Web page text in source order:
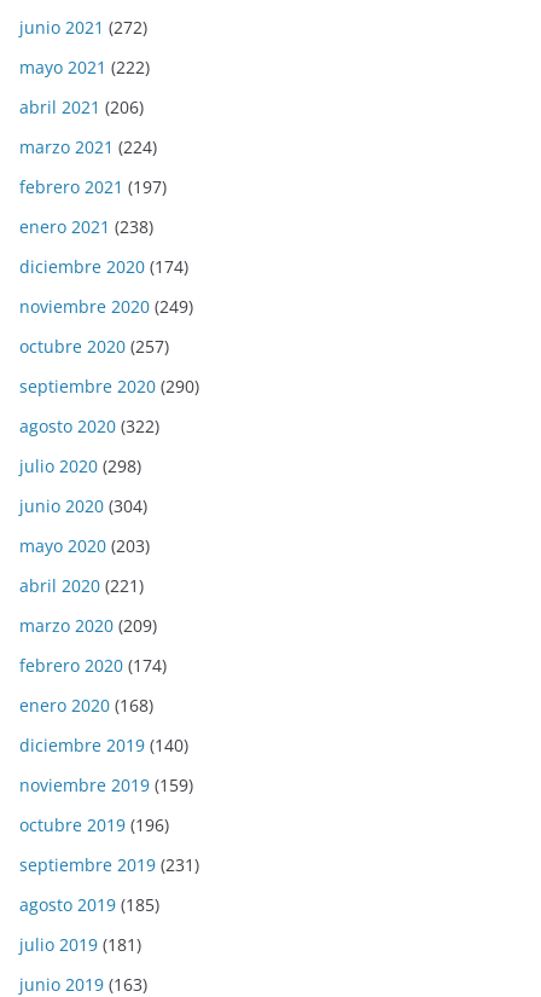
junio 2021 (272)
mayo 2021 (222)
abril 2021 (206)
marzo 2021 (224)
febrero 2021 (197)
enero 2021 (238)
diciembre 2020 (174)
noviembre 2020 (249)
octubre 2020 (257)
septiembre 2020 (290)
agosto 2020 (322)
julio 2020 (298)
junio 2020 (304)
mayo 2020 (203)
abril 2020 (221)
marzo 2020 (209)
febrero 2020 (174)
enero 2020 (168)
diciembre 2019 (140)
noviembre 2019 (159)
octubre 2019 (196)
septiembre 2019 (231)
agosto 2019 (185)
julio 2019 (181)
junio 2019 (163)